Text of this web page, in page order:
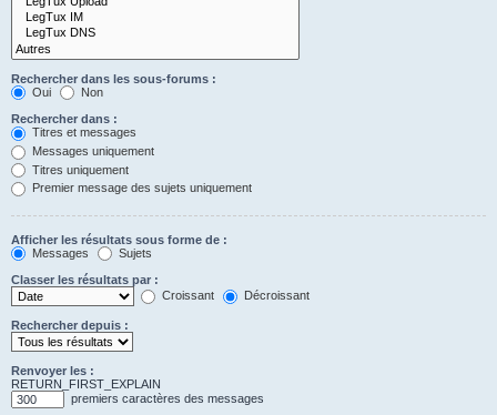
Rechercher dans les sous-forums :
Oui
Non
Rechercher dans :
Titres et messages
Messages uniquement
Titres uniquement
Premier message des sujets uniquement
Afficher les résultats sous forme de :
Messages
Sujets
Classer les résultats par :
Croissant
Décroissant
Rechercher depuis :
Renvoyer les :
RETURN_FIRST_EXPLAIN
premiers caractères des messages